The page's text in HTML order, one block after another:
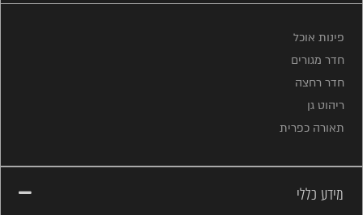
פינות אוכל
חדר מגורים
חדר רחצה
ריהוט גן
תאורה כפרית
מידע כללי